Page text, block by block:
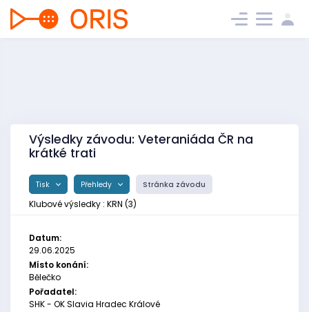
Výsledky závodu: Veteraniáda ČR na
krátké trati
Tisk Přehledy Stránka závodu
Klubové výsledky : KRN (3)
Datum:
29.06.2025
Místo konání:
Bělečko
Pořadatel:
SHK - OK Slavia Hradec Králové